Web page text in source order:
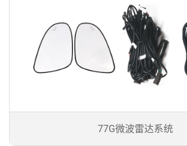
77G微波雷达系统